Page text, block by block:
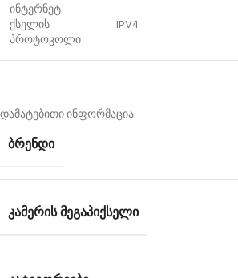
ინტერნეტ
ქსელის
პროტოკოლი
IPV4
დამატებითი ინფორმაცია
ᲑᲠᲔᲜᲓᲘ
ᲙᲐᲛᲔᲠᲘᲡ ᲛᲔᲒᲐᲞᲘᲥᲡᲔᲚᲘ